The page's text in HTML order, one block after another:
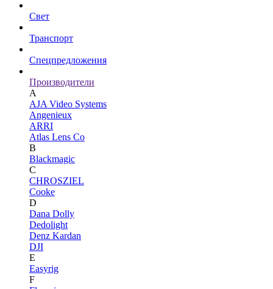
Свет
Транспорт
Спецпредложения
Производители
A
AJA Video Systems
Angenieux
ARRI
Atlas Lens Co
B
Blackmagic
C
CHROSZIEL
Cooke
D
Dana Dolly
Dedolight
Denz Kardan
DJI
E
Easyrig
F